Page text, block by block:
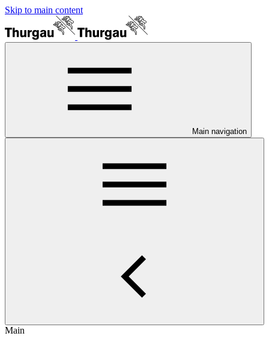
Skip to main content
Main navigation
Main